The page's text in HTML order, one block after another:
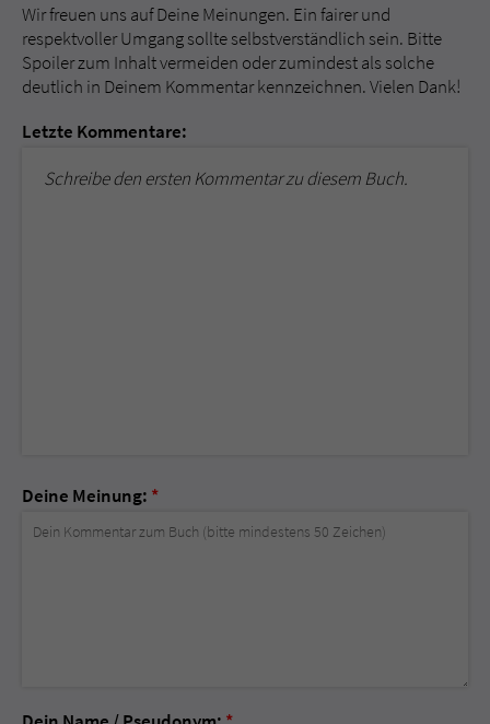
Wir freuen uns auf Deine Meinungen. Ein fairer und
respektvoller Umgang sollte selbstverständlich sein. Bitte
Spoiler zum Inhalt vermeiden oder zumindest als solche
deutlich in Deinem Kommentar kennzeichnen. Vielen Dank!
Letzte Kommentare:
Schreibe den ersten Kommentar zu diesem Buch.
Deine Meinung: *